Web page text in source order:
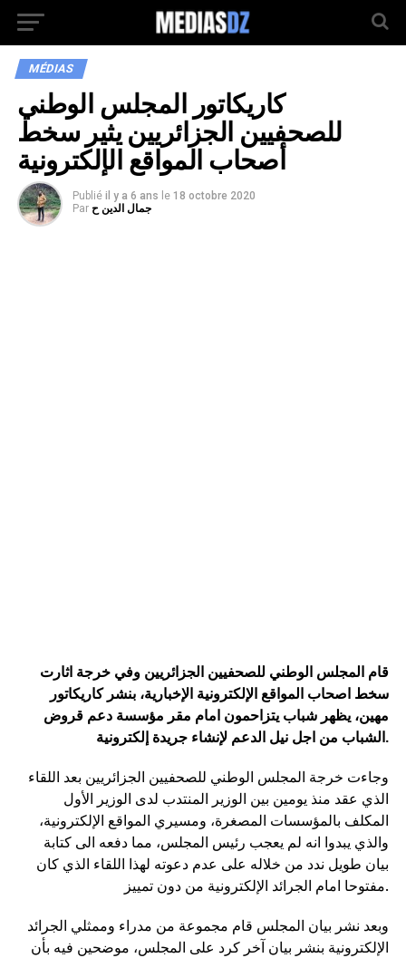
MÉDIAS
كاريكاتور المجلس الوطني
للصحفيين الجزائريين يثير سخط
أصحاب المواقع الإلكترونية
Publié il y a 6 ans le 18 octobre 2020
Par جمال الدين ح
قام المجلس الوطني للصحفيين الجزائريين وفي خرجة اثارت
سخط اصحاب المواقع الإلكترونية الإخبارية، بنشر كاريكاتور
مهين، يظهر شباب يتزاحمون امام مقر مؤسسة دعم قروض
الشباب من اجل نيل الدعم لإنشاء جريدة إلكترونية.
وجاءت خرجة المجلس الوطني للصحفيين الجزائريين بعد اللقاء
الذي عقد منذ يومين بين الوزير المنتدب لدى الوزير الأول
المكلف بالمؤسسات المصغرة، ومسيري المواقع الإلكترونية،
والذي يبدوا انه لم يعجب رئيس المجلس، مما دفعه الى كتابة
بيان طويل ندد من خلاله على عدم دعوته لهذا اللقاء الذي كان
مفتوحا امام الجرائد الإلكترونية من دون تمييز.
وبعد نشر بيان المجلس قام مجموعة من مدراء وممثلي الجرائد
الإلكترونية بنشر بيان آخر كرد على المجلس، موضحين فيه بأن